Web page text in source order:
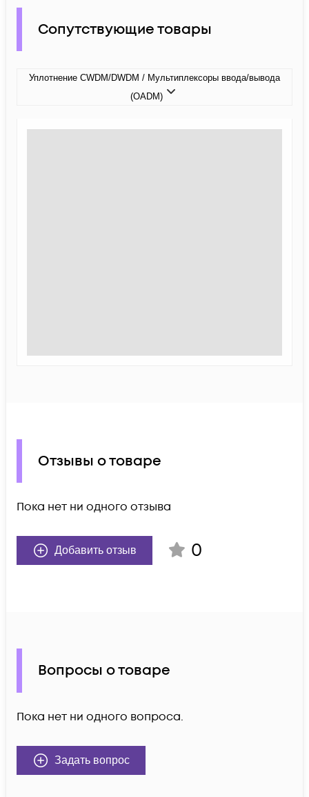
Сопутствующие товары
Уплотнение CWDM/DWDM / Мультиплексоры ввода/вывода
(OADM)
Отзывы о товаре
Пока нет ни одного отзыва
Добавить отзыв 0
Вопросы о товаре
Пока нет ни одного вопроса.
Задать вопрос